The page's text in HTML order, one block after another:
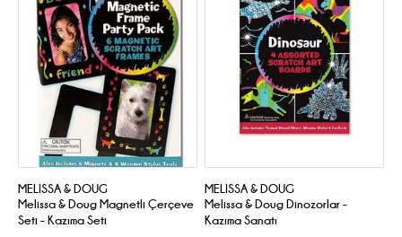
MELISSA & DOUG
Melissa & Doug Magnetli Çerçeve
Seti - Kazıma Seti
MELISSA & DOUG
Melissa & Doug Dinozorlar -
Kazıma Sanatı